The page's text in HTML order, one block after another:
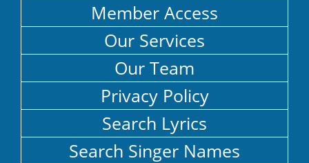
Member Access
Our Services
Our Team
Privacy Policy
Search Lyrics
Search Singer Names